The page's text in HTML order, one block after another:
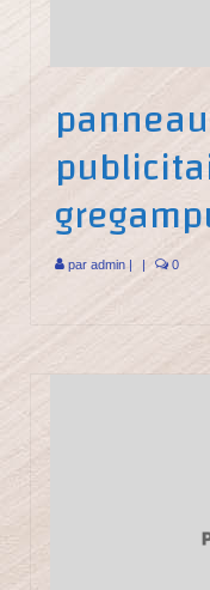
par admin | | 0